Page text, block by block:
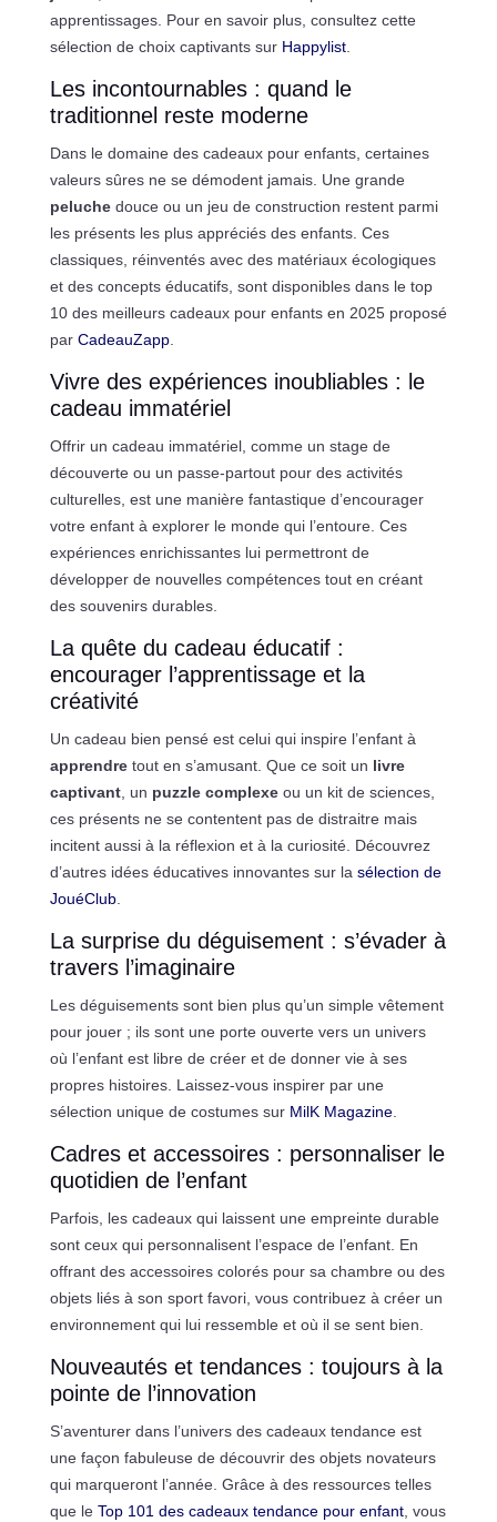
apprentissages. Pour en savoir plus, consultez cette
sélection de choix captivants sur Happylist.
Les incontournables : quand le
traditionnel reste moderne
Dans le domaine des cadeaux pour enfants, certaines
valeurs sûres ne se démodent jamais. Une grande
peluchedouce ou un jeu de construction restent parmi
les présents les plus appréciés des enfants. Ces
classiques, réinventés avec des matériaux écologiques
et des concepts éducatifs, sont disponibles dans le top
10 des meilleurs cadeaux pour enfants en 2025 proposé
par CadeauZapp.
Vivre des expériences inoubliables : le
cadeau immatériel
Offrir un cadeau immatériel, comme un stage de
découverte ou un passe-partout pour des activités
culturelles, est une manière fantastique d’encourager
votre enfant à explorer le monde qui l’entoure. Ces
expériences enrichissantes lui permettront de
développer de nouvelles compétences tout en créant
des souvenirs durables.
La quête du cadeau éducatif :
encourager l’apprentissage et la
créativité
Un cadeau bien pensé est celui qui inspire l’enfant à
apprendretout en s’amusant. Que ce soit un livre
captivant, un puzzle complexeou un kit de sciences,
ces présents ne se contentent pas de distraitre mais
incitent aussi à la réflexion et à la curiosité. Découvrez
d’autres idées éducatives innovantes sur la sélection de
JouéClub.
La surprise du déguisement : s’évader à
travers l’imaginaire
Les déguisements sont bien plus qu’un simple vêtement
pour jouer ; ils sont une porte ouverte vers un univers
où l’enfant est libre de créer et de donner vie à ses
propres histoires. Laissez-vous inspirer par une
sélection unique de costumes sur MilK Magazine.
Cadres et accessoires : personnaliser le
quotidien de l’enfant
Parfois, les cadeaux qui laissent une empreinte durable
sont ceux qui personnalisent l’espace de l’enfant. En
offrant des accessoires colorés pour sa chambre ou des
objets liés à son sport favori, vous contribuez à créer un
environnement qui lui ressemble et où il se sent bien.
Nouveautés et tendances : toujours à la
pointe de l’innovation
S’aventurer dans l’univers des cadeaux tendance est
une façon fabuleuse de découvrir des objets novateurs
qui marqueront l’année. Grâce à des ressources telles
que le Top 101 des cadeaux tendance pour enfant, vous